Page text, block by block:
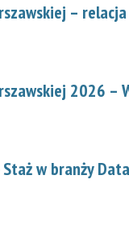
– relacja
2026 –
w branży